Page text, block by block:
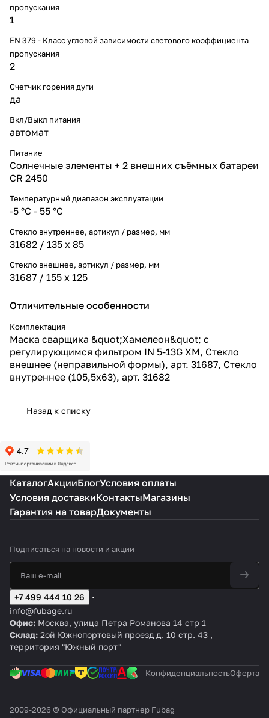
пропускания
1
EN 379 - Класс угловой зависимости светового коэффициента
пропускания
2
Счетчик горения дуги
да
Вкл/Выкл питания
автомат
Питание
Солнечные элементы + 2 внешних съёмных батареи
CR 2450
Температурный диапазон эксплуатации
-5 °С - 55 °С
Стекло внутреннее, артикул / размер, мм
31682 / 135 х 85
Стекло внешнее, артикул / размер, мм
31687 / 155 х 125
Отличительные особенности
Комплектация
Маска сварщика &quot;Хамелеон&quot; с
регулирующимся фильтром IN 5-13G XM, Стекло
внешнее (неправильной формы), арт. 31687, Стекло
внутреннее (105,5х63), арт. 31682
Назад к списку
КаталогАкцииБлогУсловия оплаты
Условия доставкиКонтактыМагазины
Гарантия на товарДокументы
Подписаться на новости и акции
+7 499 444 10 26
info@fubage.ru
Офис: Москва, улица Петра Романова 14 стр 1
Склад: 2ой Южнопортовый проезд д. 10 стр. 43 ,
территория "Южный порт"
КонфиденциальностьОферта
2009-2026 © Официальный партнер Fubag